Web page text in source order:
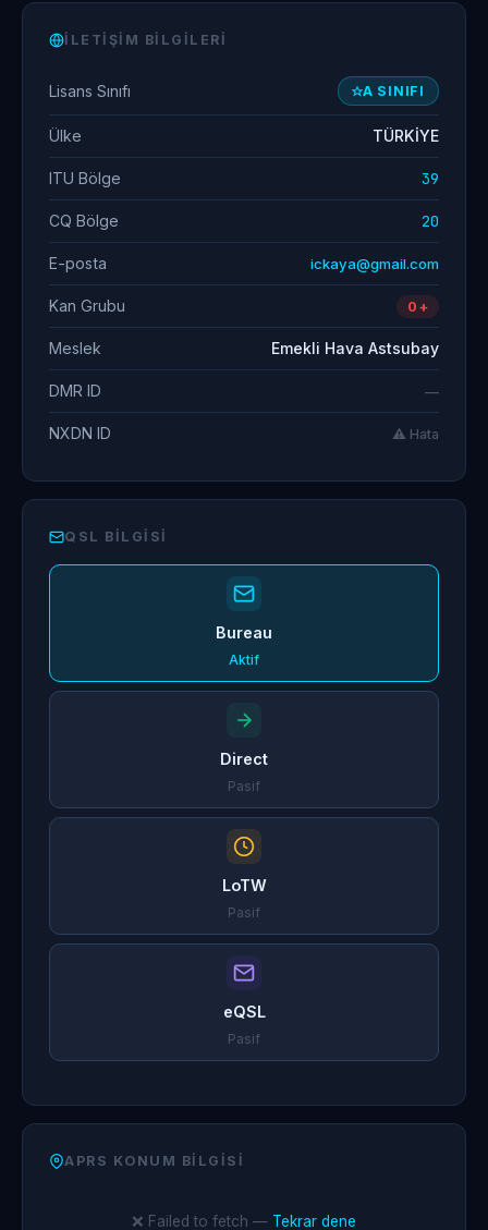
İLETIŞIM BILGILERI
Lisans Sınıfı A SINIFI
Ülke TÜRKİYE
ITU Bölge 39
CQ Bölge 20
E-posta ickaya@gmail.com
Kan Grubu 0+
Meslek Emekli Hava Astsubay
DMR ID —
NXDN ID ⚠️ Hata
QSL BILGISI
Bureau
Aktif
Direct
Pasif
LoTW
Pasif
eQSL
Pasif
APRS KONUM BILGISI
❌ Failed to fetch — Tekrar dene